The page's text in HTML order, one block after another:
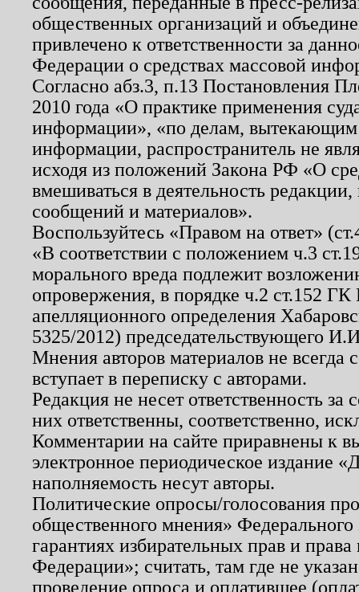
общественных организаций и
привлечено к ответственности за
Федерации о средствах массовой
Согласно абз.3, п.13 Постановления
2010 года «О практике применения
информации», «по делам, вытекающим
информации, распространитель не
исходя из положений Закона РФ «О
вмешиваться в деятельность
сообщений и материалов».
Воспользуйтесь «Правом на ответ»
«В соответствии с положением ч.3
морального вреда подлежит
опровержения, в порядке ч.2 ст.152
апелляционного определения
5325/2012) председательствующего
Мнения авторов материалов не
вступает в переписку с авторами.
Редакция не несет ответственность
них ответственны, соответственно,
Комментарии на сайте приравнены к
электронное периодическое издание
наполняемость несут авторы.
Политические опросы/голосования
общественного мнения»
гарантиях избирательных прав и
Федерации»; считать, там где не
проведение опроса и оплатившее